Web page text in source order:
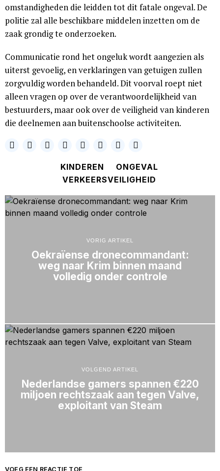
omstandigheden die leidden tot dit fatale ongeval. De
politie zal alle beschikbare middelen inzetten om de
zaak grondig te onderzoeken.
Communicatie rond het ongeluk wordt aangezien als
uiterst gevoelig, en verklaringen van getuigen zullen
zorgvuldig worden behandeld. Dit voorval roept niet
alleen vragen op over de verantwoordelijkheid van
bestuurders, maar ook over de veiligheid van kinderen
die deelnemen aan buitenschoolse activiteiten.
KINDEREN
ONGEVAL
VERKEERSVEILIGHEID
VORIG ARTIKEL
Oekraïense dronecommandant:
weg naar Krim binnen maand
volledig onder controle
VOLGEND ARTIKEL
Nederlandse gamers spannen €220
miljoen rechtszaak aan tegen Valve,
exploitant van Steam
VOEG EEN REACTIE TOE